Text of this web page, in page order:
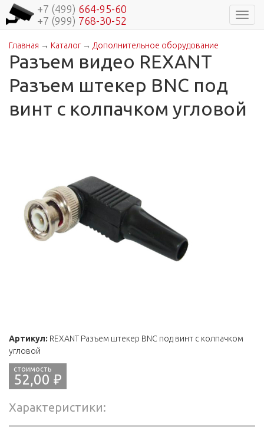
+7 (499) 664-95-60
+7 (999) 768-30-52
Вы здесь
Главная → Каталог→ Дополнительное оборудование
Разъем видео REXANT
Разъем штекер BNC под
винт с колпачком угловой
Артикул: REXANT Разъем штекер BNC под винт с колпачком
угловой
52,00 ₽
Характеристики